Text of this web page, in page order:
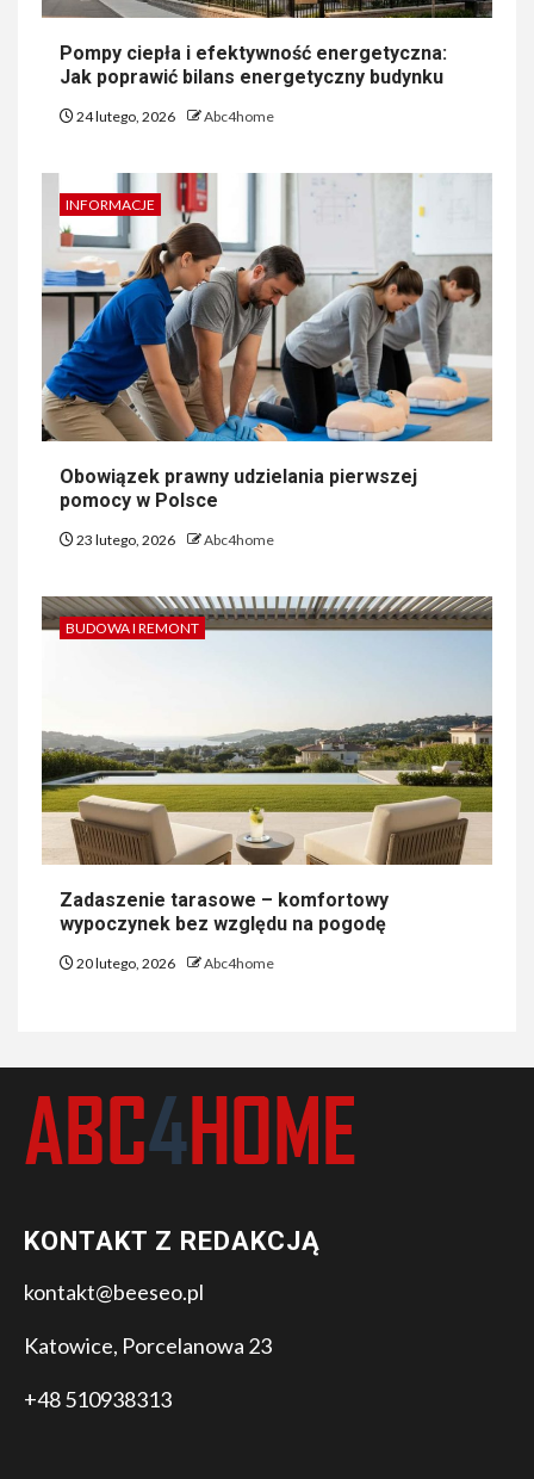
Pompy ciepła i efektywność energetyczna:
Jak poprawić bilans energetyczny budynku
24 lutego, 2026 Abc4home
INFORMACJE
Obowiązek prawny udzielania pierwszej
pomocy w Polsce
23 lutego, 2026 Abc4home
BUDOWA I REMONT
Zadaszenie tarasowe – komfortowy
wypoczynek bez względu na pogodę
20 lutego, 2026 Abc4home
KONTAKT Z REDAKCJĄ
kontakt@beeseo.pl
Katowice, Porcelanowa 23
+48 510938313